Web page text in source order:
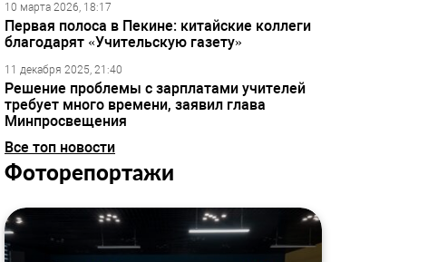
10 марта 2026, 18:17
Первая полоса в Пекине: китайские коллеги
благодарят «Учительскую газету»
11 декабря 2025, 21:40
Решение проблемы с зарплатами учителей
требует много времени, заявил глава
Минпросвещения
Все топ новости
Фоторепортажи